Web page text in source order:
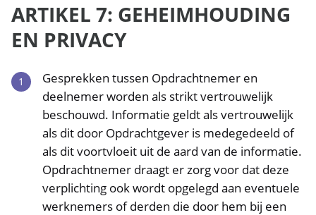
ARTIKEL 7: GEHEIMHOUDING
EN PRIVACY
Gesprekken tussen Opdrachtnemer en
deelnemer worden als strikt vertrouwelijk
beschouwd. Informatie geldt als vertrouwelijk
als dit door Opdrachtgever is medegedeeld of
als dit voortvloeit uit de aard van de informatie.
Opdrachtnemer draagt er zorg voor dat deze
verplichting ook wordt opgelegd aan eventuele
werknemers of derden die door hem bij een